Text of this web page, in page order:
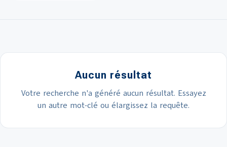
Aucun résultat
Votre recherche n'a généré aucun résultat. Essayez
un autre mot-clé ou élargissez la requête.